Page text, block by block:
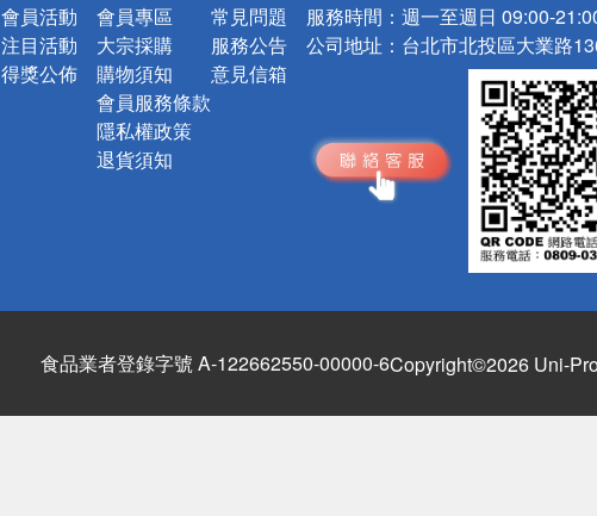
會員活動
注目活動
得獎公佈
會員專區
大宗採購
購物須知
會員服務條款
隱私權政策
退貨須知
常見問題
服務公告
意見信箱
服務時間： 週一至週日 09:00-
公司地址： 台北市北投區大業路
食品業者登錄字號 A-122662550-00000-6Copyright©2026 Uni-